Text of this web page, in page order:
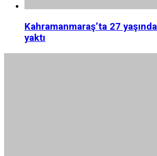
Kahramanmaraş’ta 27
yaktı